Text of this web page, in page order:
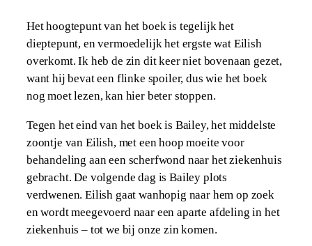
Het hoogtepunt van het boek is tegelijk het
dieptepunt, en vermoedelijk het ergste wat Eilish
overkomt. Ik heb de zin dit keer niet bovenaan gezet,
want hij bevat een flinke spoiler, dus wie het boek
nog moet lezen, kan hier beter stoppen.
Tegen het eind van het boek is Bailey, het middelste
zoontje van Eilish, met een hoop moeite voor
behandeling aan een scherfwond naar het ziekenhuis
gebracht. De volgende dag is Bailey plots
verdwenen. Eilish gaat wanhopig naar hem op zoek
en wordt meegevoerd naar een aparte afdeling in het
ziekenhuis – tot we bij onze zin komen.